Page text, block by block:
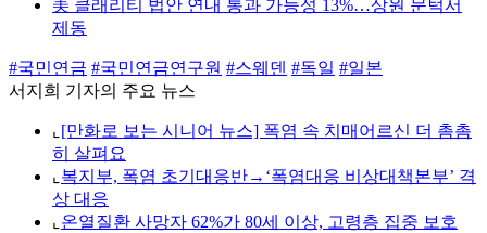
美 클래리티 법안 연내 통과 가능성 13%…상원 문턱서
제동
#국민연금 #국민연금연구원 #스웨덴 #독일 #일본
서지희 기자의 주요 뉴스
⌞ [만화로 보는 시니어 뉴스] 폭염 속 치매어르신 더 촘촘
히 살펴요
⌞ 복지부, 폭염 초기대응반→‘폭염대응 비상대책본부’ 격
상 대응
⌞ 온열질환 사망자 62%가 80세 이상, 고령층 집중 보호